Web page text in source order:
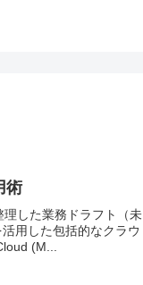
術
した業務ドラフト（未
用した包括的なクラウ
(M...